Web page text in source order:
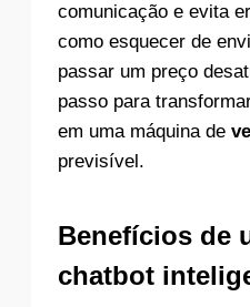
comunicação e evita
como esquecer de
passar um preço
passo para
em uma máquina de
previsível.
Benefícios de
chatbot